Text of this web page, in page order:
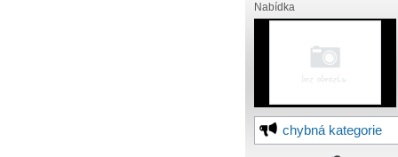
Nabídka
chybná kategorie